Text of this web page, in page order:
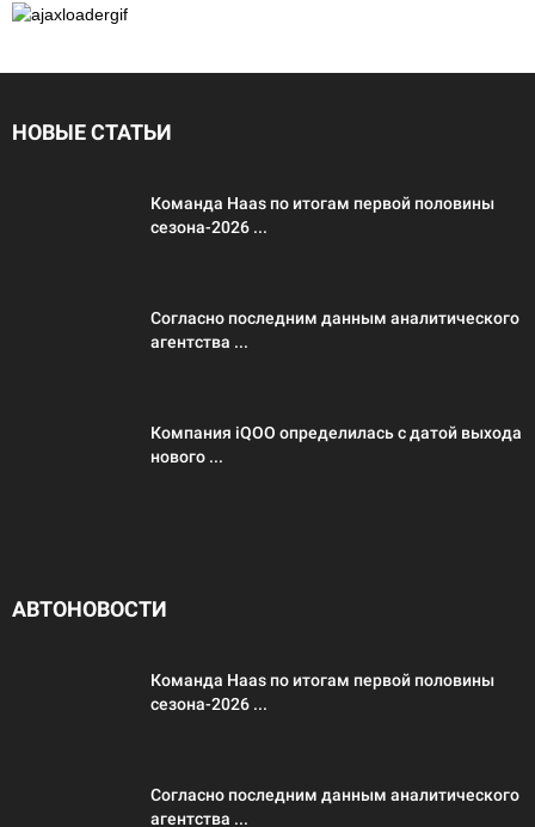
НОВЫЕ СТАТЬИ
Команда Haas по итогам первой половины
сезона-2026 ...
Согласно последним данным аналитического
агентства ...
Компания iQOO определилась с датой выхода
нового ...
АВТОНОВОСТИ
Команда Haas по итогам первой половины
сезона-2026 ...
Согласно последним данным аналитического
агентства ...